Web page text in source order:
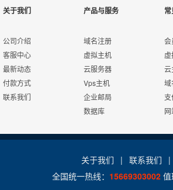
SQLite数据库
Urlrewrite
24x7x365
在线有问必答
24x7x365
关于我们
公司介绍
客服中心
最新动态
付款方式
联系我们
产品与服务
域名注册
虚拟主机
云服务器
Vps主机
企业邮局
数据库
会
云
域
关于我们 | 联系我们 |
全国统一热线： 15669303002 值